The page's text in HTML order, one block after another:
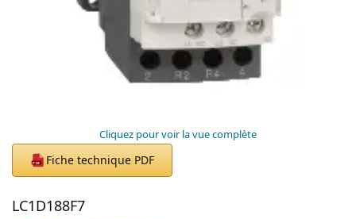
Cliquez pour voir la vue complète
PDF Fiche technique PDF
LC1D188F7